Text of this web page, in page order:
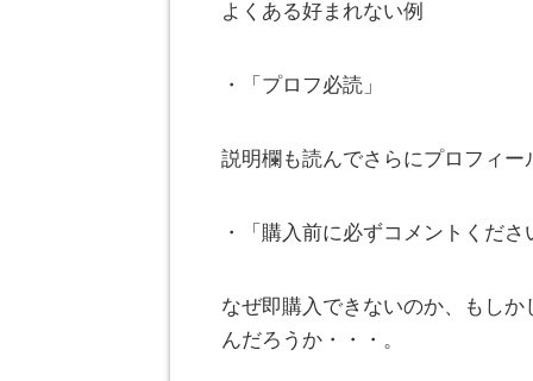
よくある好まれない例
・「プロフ必読」
説明欄も読んでさらにプロフィ
・「購入前に必ずコメントくださ
なぜ即購入できないのか、もし
んだろうか・・・。